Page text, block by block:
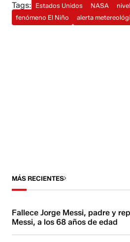
Tags: Estados Unidos NASA
fenómeno El Niño
alerta
MÁS RECIENTES
Fallece Jorge Messi, padre y
Messi, a los 68 años de edad